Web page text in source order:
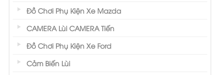
Đồ Chơi Phụ Kiện Xe Mazda
CAMERA Lùi CAMERA Tiến
Đồ Chơi Phụ Kiện Xe Ford
Cảm Biến Lùi